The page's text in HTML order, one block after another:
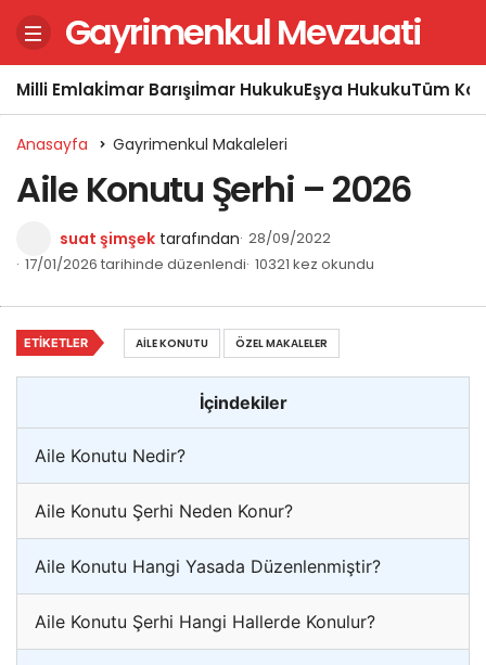
Gayrimenkul Mevzuati
Milli Emlakİmar Barışıİmar HukukuEşya HukukuTüm
Anasayfa Gayrimenkul Makaleleri
Aile Konutu Şerhi – 2026
suat şimşek tarafından 28/09/2022
17/01/2026 tarihinde düzenlendi 10321 kez okundu
İçindekiler
Aile Konutu Nedir?
Aile Konutu Şerhi Neden Konur?
Aile Konutu Hangi Yasada Düzenlenmiştir?
Aile Konutu Şerhi Hangi Hallerde Konulur?
ETIKETLER AILE KONUTU ÖZEL MAKALELER